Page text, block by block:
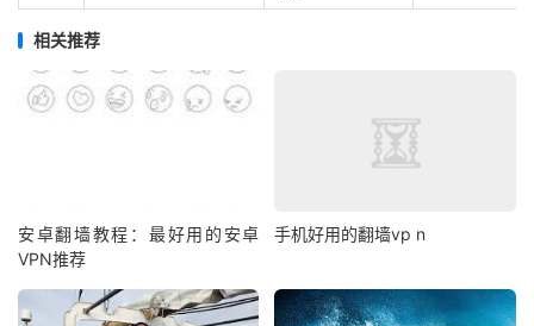
相关推荐
安卓翻墙教程：最好用的安卓
VPN推荐
手机好用的翻墙vp n